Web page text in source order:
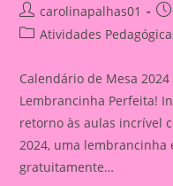
Post
author:
carolinapalhas01
PostAtividades
Calendário de Mesa
Lembrancinha Perfeita!
retorno às aulas incrível
2024, uma lembrancinha
gratuitamente…